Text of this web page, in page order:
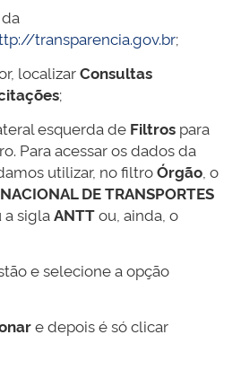
transparencia.gov.br;
localizarConsultas
;
esquerda de Filtros para
Para acessar os dados da
utilizar, no filtroÓrgão , o
DE TRANSPORTES
a siglaANTTou, ainda, o
e selecione a opção
e depois é só clicar